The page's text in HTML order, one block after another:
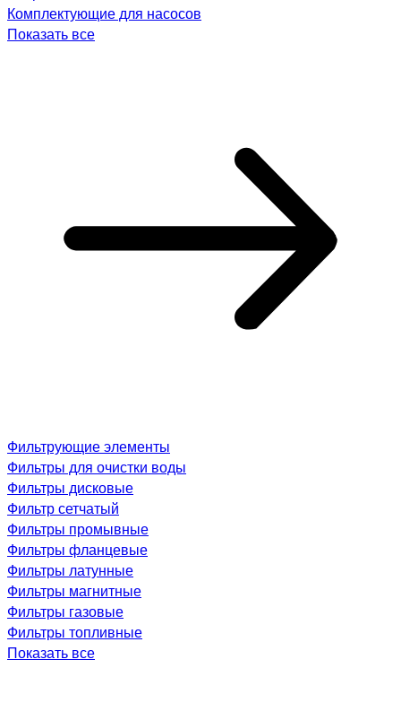
Комплектующие для насосов
Показать все
Фильтрующие элементы
Фильтры для очистки воды
Фильтры дисковые
Фильтр сетчатый
Фильтры промывные
Фильтры фланцевые
Фильтры латунные
Фильтры магнитные
Фильтры газовые
Фильтры топливные
Показать все